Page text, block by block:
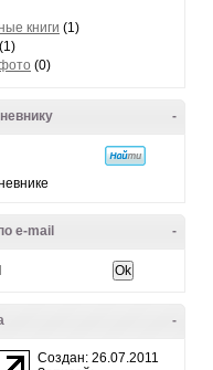
книги (1)
(1)
(0)
-
-
e-mail
-
Создан: 26.07.2011